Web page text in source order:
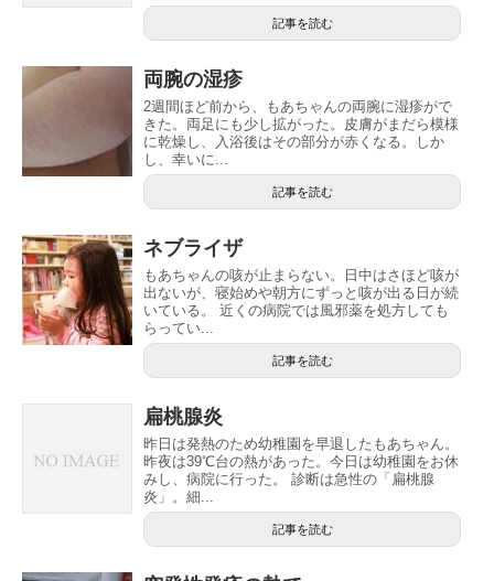
記事を読む
両腕の湿疹
2週間ほど前から、もあちゃんの両腕に湿疹がで
きた。両足にも少し拡がった。皮膚がまだら模様
に乾燥し、入浴後はその部分が赤くなる。しか
し、幸いに...
記事を読む
ネブライザ
もあちゃんの咳が止まらない。日中はさほど咳が
出ないが、寝始めや朝方にずっと咳が出る日が続
いている。 近くの病院では風邪薬を処方しても
らってい...
記事を読む
扁桃腺炎
昨日は発熱のため幼稚園を早退したもあちゃん。
昨夜は39℃台の熱があった。今日は幼稚園をお休
みし、病院に行った。 診断は急性の「扁桃腺
炎」。細...
記事を読む